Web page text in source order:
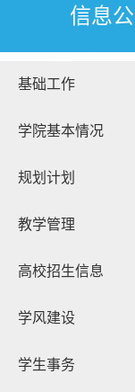
信息
基础工作
学院基本情况
规划计划
教学管理
高校招生信息
学风建设
学生事务